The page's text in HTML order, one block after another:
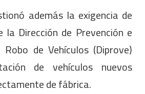
además la exigencia de
Dirección de Prevención e
de Vehículos (Diprove)
de vehículos nuevos
de fábrica.